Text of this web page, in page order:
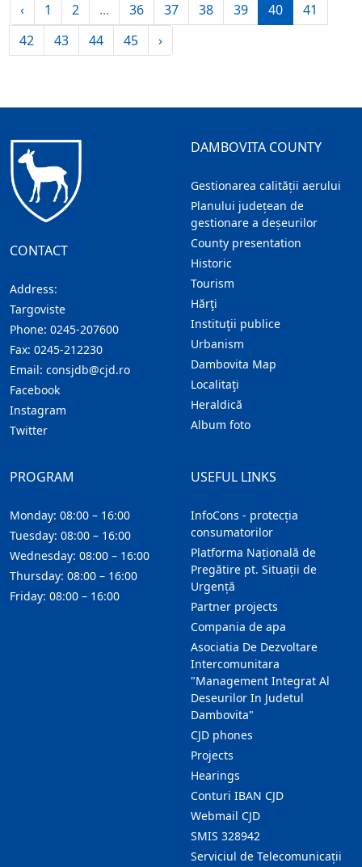
‹ 1 2 ... 36 37 38 39 40
41
42
43 44 45 ›
CONTACT
Address:
Targoviste
Phone: 0245-207600
Fax: 0245-212230
Email: consjdb@cjd.ro
Facebook
Instagram
Twitter
DAMBOVITA COUNTY
Gestionarea calității aerului
Planului județean de
gestionare a deșeurilor
County presentation
Historic
Tourism
Hărţi
Instituţii publice
Urbanism
Dambovita Map
Localitaţi
Heraldică
Album foto
USEFUL LINKS
InfoCons - protecția
consumatorilor
Platforma Națională de
Pregătire pt. Situații de
Urgență
Partner projects
Compania de apa
Asociatia De Dezvoltare
Intercomunitara
"Management Integrat Al
Deseurilor In Judetul
Dambovita"
CJD phones
Projects
Hearings
Conturi IBAN CJD
Webmail CJD
SMIS 328942
Serviciul de Telecomunicații
PROGRAM
Monday: 08:00 – 16:00
Tuesday: 08:00 – 16:00
Wednesday: 08:00 – 16:00
Thursday: 08:00 – 16:00
Friday: 08:00 – 16:00